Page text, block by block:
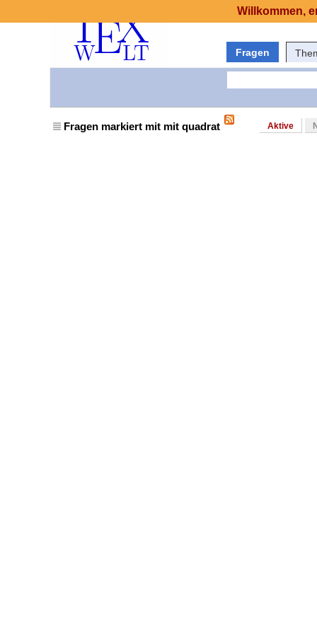
Fragen
Fragen markiert mit mit quadrat Aktive
Willkommen,